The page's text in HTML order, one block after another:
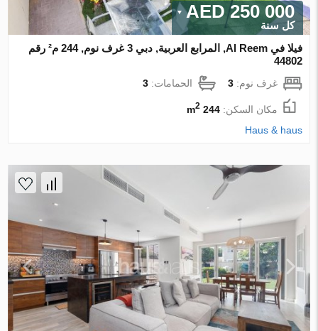
250 000 AED
كل سنة
فيلا في Al Reem, المرابع العربية, دبي 3 غرف نوم, 244 م² رقم
44802
غرف نوم:3 الحمامات:3
مكان السكن:244 m
2
Haus & haus